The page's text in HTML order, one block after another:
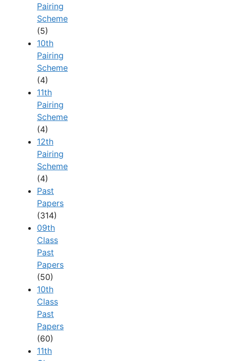
Pairing
Scheme
(5)
10th
Pairing
Scheme
(4)
11th
Pairing
Scheme
(4)
12th
Pairing
Scheme
(4)
Past
Papers
(314)
09th
Class
Past
Papers
(50)
10th
Class
Past
Papers
(60)
11th